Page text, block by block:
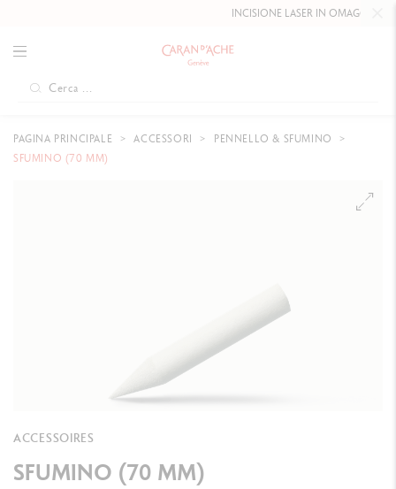
INCISIONE LASER IN OMAGGIO
PAGINA PRINCIPALE ACCESSORI
PENNELLO & SFUMINO
SFUMINO (70 MM)
ACCESSOIRES
SFUMINO (70 MM)